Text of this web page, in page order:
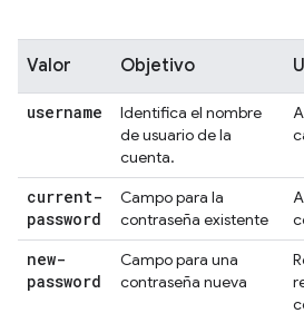
Valor Objetivo
username
Identifica el nombre
de usuario de la
cuenta.
current-
password
Campo para la
contraseña existente
new-
password
Campo para una
contraseña nueva